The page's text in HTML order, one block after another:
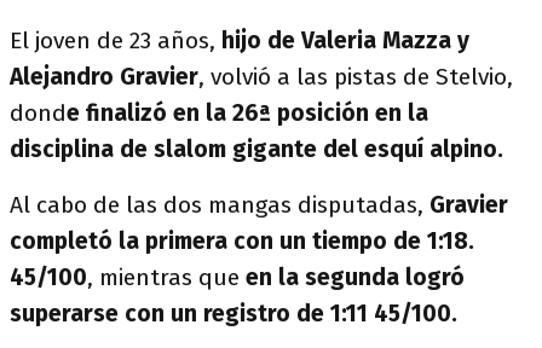
El joven de 23 años, hijo de Valeria Mazza y
Alejandro Gravier, volvió a las pistas de Stelvio,
donde finalizó en la 26ª posición en la
disciplina de slalom gigante del esquí alpino.
Al cabo de las dos mangas disputadas, Gravier
completó la primera con un tiempo de 1:18.
45/100, mientras que en la segunda logró
superarse con un registro de 1:11 45/100.